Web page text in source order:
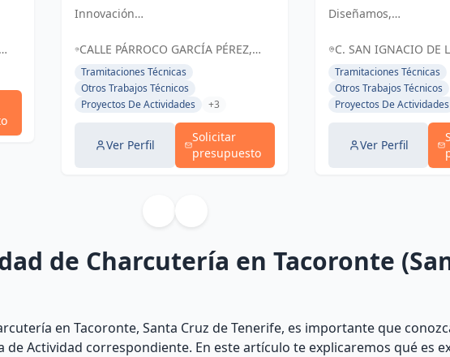
Innovación
soluciones ingenieriles:
con pasión y precisión
en San Cristóbal de La
Laguna y Santa Cruz de
CALLE PÁRROCO GARCÍA PÉREZ,
38205 SAN CRISTÓBAL DE LA
LAGUNA, ESPAÑA, España
Tramitaciones Técnicas
Otros Trabajos Técnicos
Proyectos De Actividades
+3
Ver Perfil
Solicitar
presupuesto
CONSTRUCTION
& DESIGN
Diseñamos,
transformamos
y pasión. Tu visión,
nuestra realidad.
C. SAN IGNACIO DE
LAGUNA, ESPAÑA,
Tramitaciones Técnicas
Otros Trabajos Técnicos
Proyectos De Actividades
Ver Perfil
de Charcutería en Tacoronte
en Tacoronte, Santa Cruz de Tenerife, es importante que
de Actividad correspondiente. En este artículo te explicaremos qué es